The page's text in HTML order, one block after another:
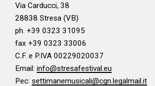
Via Carducci, 38
28838 Stresa (VB)
ph. +39 0323 31095
fax +39 0323 33006
C.F. e P.IVA 00229020037
Email: info@stresafestival.eu
Pec: settimanemusicali@cgn.legalmail.it